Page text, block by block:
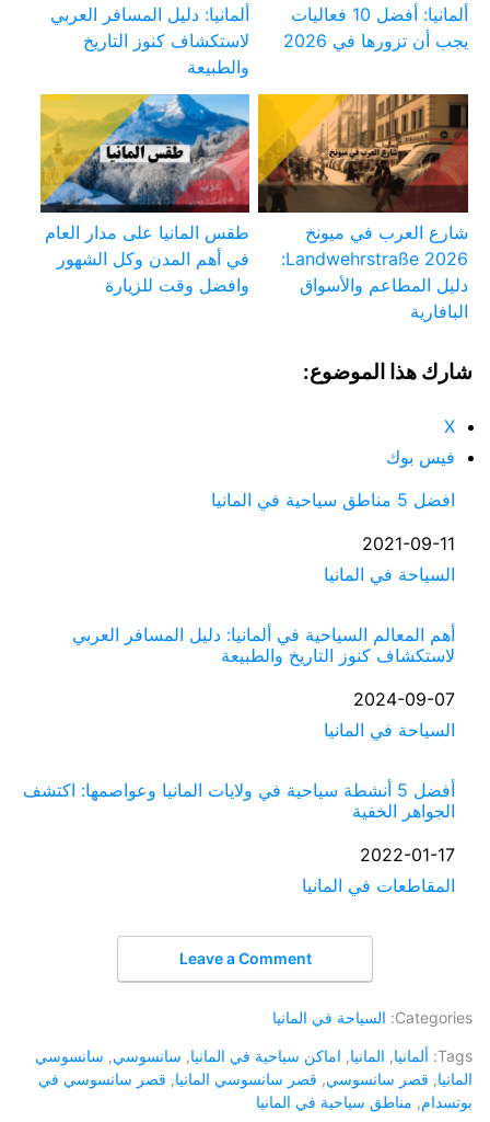
ألمانيا: أفضل 10 فعاليات
يجب أن تزورها في 2026
ألمانيا: دليل المسافر العربي
لاستكشاف كنوز التاريخ
والطبيعة
شارع العرب في ميونخ
Landwehrstraße 2026:
دليل المطاعم والأسواق
البافارية
طقس المانيا على مدار العام
في أهم المدن وكل الشهور
وافضل وقت للزيارة
شارك هذا الموضوع:
X
فيس بوك
افضل 5 مناطق سياحية في المانيا
التاريخ
2021-09-11
في ما يتعلق بما يأتي
السياحة في المانيا
أهم المعالم السياحية في ألمانيا: دليل المسافر العربي
لاستكشاف كنوز التاريخ والطبيعة
التاريخ
2024-09-07
في ما يتعلق بما يأتي
السياحة في المانيا
أفضل 5 أنشطة سياحية في ولايات المانيا وعواصمها: اكتشف
الجواهر الخفية
التاريخ
2022-01-17
في ما يتعلق بما يأتي
المقاطعات في المانيا
Leave a Comment
Categories: السياحة في المانيا
Tags: ألمانيا, المانيا, اماكن سياحية في المانيا, سانسوسي, سانسوسي
المانيا, قصر سانسوسي, قصر سانسوسي المانيا, قصر سانسوسي في
بوتسدام, مناطق سياحية في المانيا